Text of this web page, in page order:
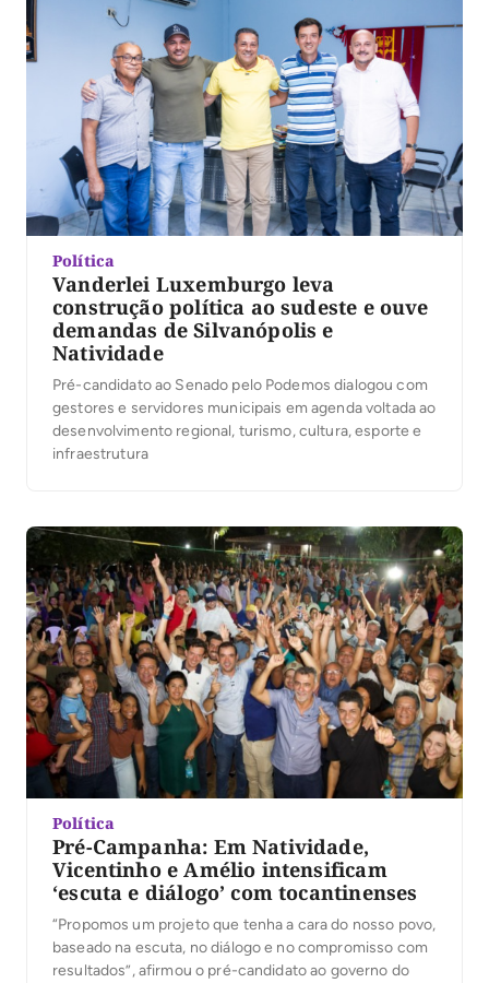
Política
Vanderlei Luxemburgo leva
construção política ao sudeste e ouve
demandas de Silvanópolis e
Natividade
Pré-candidato ao Senado pelo Podemos dialogou com
gestores e servidores municipais em agenda voltada ao
desenvolvimento regional, turismo, cultura, esporte e
infraestrutura
Política
Pré-Campanha: Em Natividade,
Vicentinho e Amélio intensificam
‘escuta e diálogo’ com tocantinenses
“Propomos um projeto que tenha a cara do nosso povo,
baseado na escuta, no diálogo e no compromisso com
resultados”, afirmou o pré-candidato ao governo do